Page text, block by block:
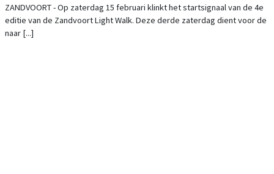
ZANDVOORT - Op zaterdag 15 februari klinkt het startsignaal van de 4e
editie van de Zandvoort Light Walk. Deze derde zaterdag dient voor de
naar [...]